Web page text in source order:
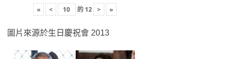
« < 的 12 > »
圖片來源於生日慶祝會 2013